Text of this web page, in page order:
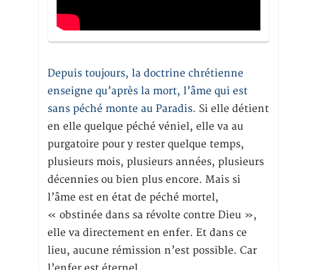
Depuis toujours, la doctrine chrétienne
enseigne qu’après la mort, l’âme qui est
sans péché monte au Paradis. Si elle détient
en elle quelque péché véniel, elle va au
purgatoire pour y rester quelque temps,
plusieurs mois, plusieurs années, plusieurs
décennies ou bien plus encore. Mais si
l’âme est en état de péché mortel,
« obstinée dans sa révolte contre Dieu »,
elle va directement en enfer. Et dans ce
lieu, aucune rémission n’est possible. Car